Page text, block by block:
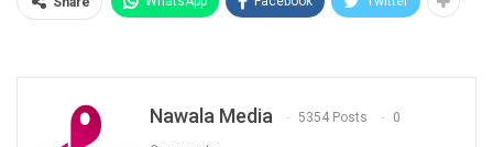
Nawala Media 5354 Posts 0